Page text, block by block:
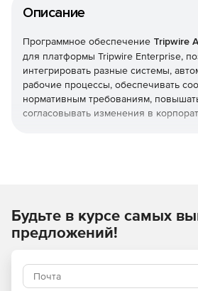
Описание
Программное обеспечение Tripwire
для платформы Tripwire Enterprise,
интегрировать разные системы,
рабочие процессы, обеспечивать
нормативным требованиям,
согласовывать изменения в
репозитории MS TechNet и YUM для
манифестов на уровне файлов для
Эти манифесты затем используются
позволяет быстро выверять и
законные изменения, оптимизируя
Будьте в курсе самых
предложений!